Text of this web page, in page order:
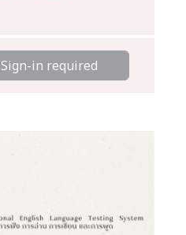
Sign-in required